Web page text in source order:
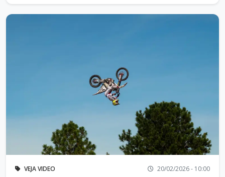
VEJA VIDEO 20/02/2026 - 10:00